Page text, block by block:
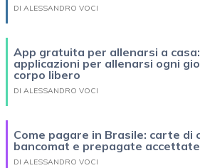
DI ALESSANDRO VOCI
App gratuita per allenarsi a
applicazioni per allenarsi ogni
corpo libero
DI ALESSANDRO VOCI
Come pagare in Brasile: carte di
bancomat e prepagate accettate
DI ALESSANDRO VOCI